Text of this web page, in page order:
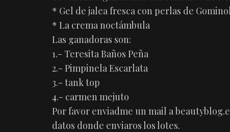
* Gel de jalea fresca con perlas de
* La crema noctámbula
Las ganadoras son:
1.- Teresita Baños Peña
2.- Pimpinela Escarlata
3.- tank top
4.- carmen mejuto
Por favor enviadme un mail a
datos donde enviaros los lotes.